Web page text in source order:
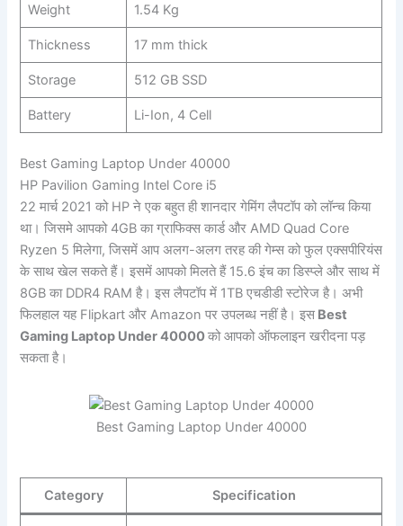
Weight 1.54 Kg
Thickness 17 mm thick
Storage 512 GB SSD
Battery Li-Ion, 4 Cell
Best Gaming Laptop Under 40000
HP Pavilion Gaming Intel Core i5
22 मार्च 2021 को HP ने एक बहुत ही शानदार गेमिंग लैपटॉप को लॉन्च किया
था। जिसमे आपको 4GB का ग्राफिक्स कार्ड और AMD Quad Core
Ryzen 5 मिलेगा, जिसमें आप अलग-अलग तरह की गेम्स को फुल एक्सपीरियंस
के साथ खेल सकते हैं। इसमें आपको मिलते हैं 15.6 इंच का डिस्प्ले और साथ में
8GB का DDR4 RAM है। इस लैपटॉप में 1TB एचडीडी स्टोरेज है। अभी
फिलहाल यह Flipkart और Amazon पर उपलब्ध नहीं है। इस Best
Gaming Laptop Under 40000को आपको ऑफलाइन खरीदना पड़
सकता है।
Best Gaming Laptop Under 40000
Category Specification